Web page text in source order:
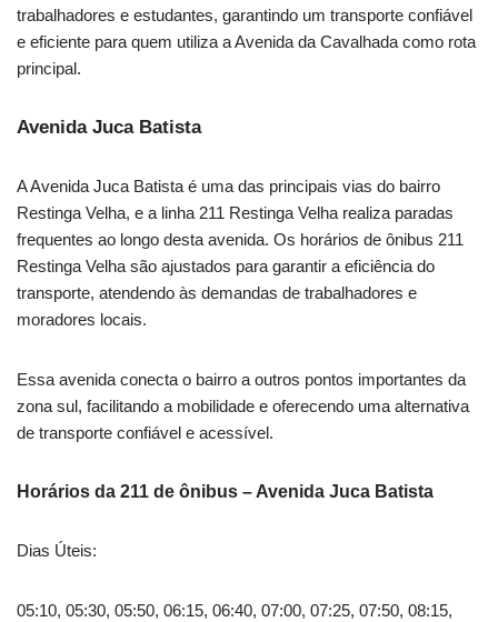
trabalhadores e estudantes, garantindo um transporte confiável
e eficiente para quem utiliza a Avenida da Cavalhada como rota
principal.
Avenida Juca Batista
A Avenida Juca Batista é uma das principais vias do bairro
Restinga Velha, e a linha 211 Restinga Velha realiza paradas
frequentes ao longo desta avenida. Os horários de ônibus 211
Restinga Velha são ajustados para garantir a eficiência do
transporte, atendendo às demandas de trabalhadores e
moradores locais.
Essa avenida conecta o bairro a outros pontos importantes da
zona sul, facilitando a mobilidade e oferecendo uma alternativa
de transporte confiável e acessível.
Horários da 211 de ônibus – Avenida Juca Batista
Dias Úteis:
05:10, 05:30, 05:50, 06:15, 06:40, 07:00, 07:25, 07:50, 08:15,